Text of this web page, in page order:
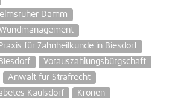
Damm
für Zahnheilkunde in Biesdorf
Vorauszahlungsbürgschaft
Anwalt für Strafrecht
Kaulsdorf
Kronen